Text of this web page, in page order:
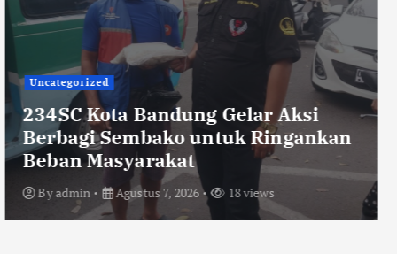
TNI POLRI
Sikat Kejahatan Jalanan di Jabar,
413 Pelaku Diciduk dan 1.016 Motor
Disita
Byadmin Agustus 7, 2026 20 views